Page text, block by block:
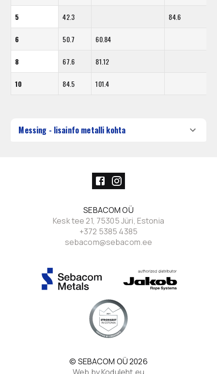
5 42.3 84.6
6 50.7 60.84
8 67.6 81.12
10 84.5 101.4
Messing - lisainfo metalli kohta
SEBACOM OÜ
Kesk tee 21, 75305 Jüri, Estonia
+372 5385 4385
sebacom@sebacom.ee
© SEBACOM OÜ2026
Web by Koduleht.eu